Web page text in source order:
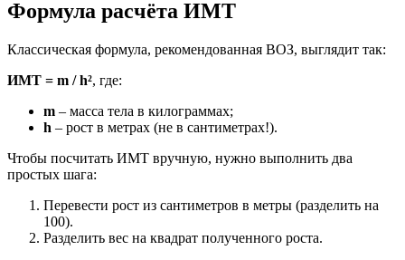
Формула расчёта ИМТ
Классическая формула, рекомендованная ВОЗ, выглядит так:
ИМТ = m / h², где:
m – масса тела в килограммах;
h – рост в метрах (не в сантиметрах!).
Чтобы посчитать ИМТ вручную, нужно выполнить два
простых шага:
Перевести рост из сантиметров в метры (разделить на
100).
Разделить вес на квадрат полученного роста.